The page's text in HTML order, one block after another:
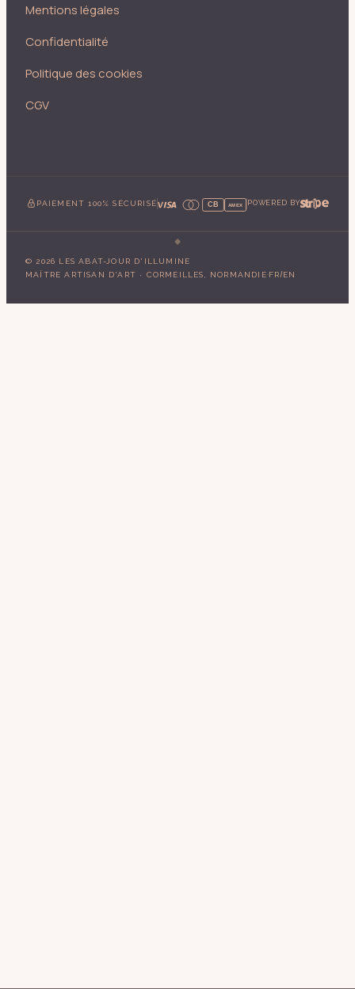
Mentions légales
Confidentialité
Politique des cookies
CGV
PAIEMENT 100% SÉCURISÉ CB AMEX POWERED BY
© 2026 LES ABAT-JOUR D'ILLUMINE
MAÎTRE ARTISAN D'ART · CORMEILLES, NORMANDIE·FR/EN